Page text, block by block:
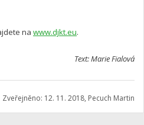
na www.djkt.eu.
Text: Marie Fialová
Zveřejněno: 12. 11. 2018, Pecuch Martin